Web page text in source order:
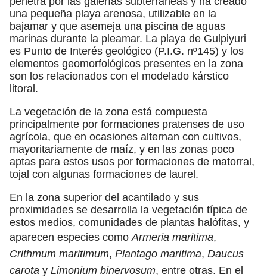
una pequeña playa arenosa, utilizable en la
bajamar y que asemeja una piscina de aguas
marinas durante la pleamar. La playa de Gulpiyuri
es Punto de Interés geológico (P.I.G. nº145) y los
elementos geomorfológicos presentes en la zona
son los relacionados con el modelado kárstico
litoral.
La vegetación de la zona está compuesta
principalmente por formaciones pratenses de uso
agrícola, que en ocasiones alternan con cultivos,
mayoritariamente de maíz, y en las zonas poco
aptas para estos usos por formaciones de matorral,
tojal con algunas formaciones de laurel.
En la zona superior del acantilado y sus
proximidades se desarrolla la vegetación típica de
estos medios, comunidades de plantas halófitas, y
aparecen especies como Armeria maritima,
Crithmum maritimum, Plantago maritima, Daucus
carota y Limonium binervosum, entre otras. En el